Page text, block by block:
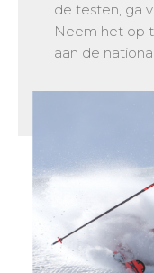
Jura 6
Vosges 4
Tests
Kinderen en
Savoir-faire
75 jaar ervaring
Veiligheid
Is voor ons een
de testen, ga
Neem het op
aan de